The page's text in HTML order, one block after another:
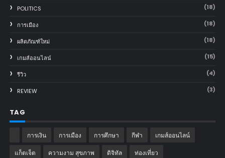
POLITICS (18)
การเมือง (18)
ผลิตภัณฑ์ใหม่ (18)
เกมส์ออนไลน์ (15)
รีวิว (4)
REVIEW (3)
TAG
การเงิน การเมือง การศึกษา กีฬา เกมส์ออนไลน์
แก็ตเจ็ต ความงาม สุขภาพ ดิจิทัล ท่องเที่ยว